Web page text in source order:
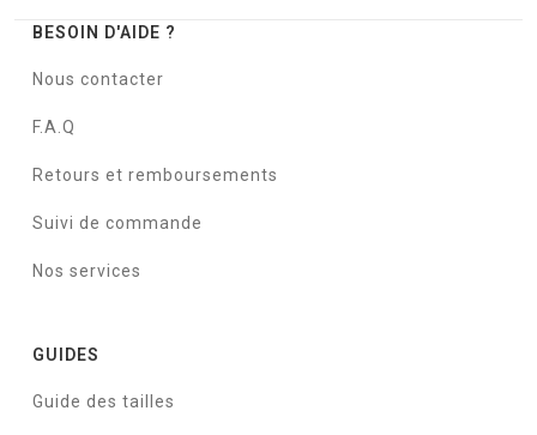
BESOIN D'AIDE ?
Nous contacter
F.A.Q
Retours et remboursements
Suivi de commande
Nos services
GUIDES
Guide des tailles